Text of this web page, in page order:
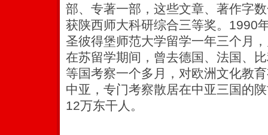
部、专著一部，这些文章、著作字
获陕西师大科研综合三等奖。1990
圣彼得堡师范大学留学一年三个月
在苏留学期间，曾去德国、法国、
等国考察一个多月，对欧洲文化教
中亚，专门考察散居在中亚三国的
12万东干人。